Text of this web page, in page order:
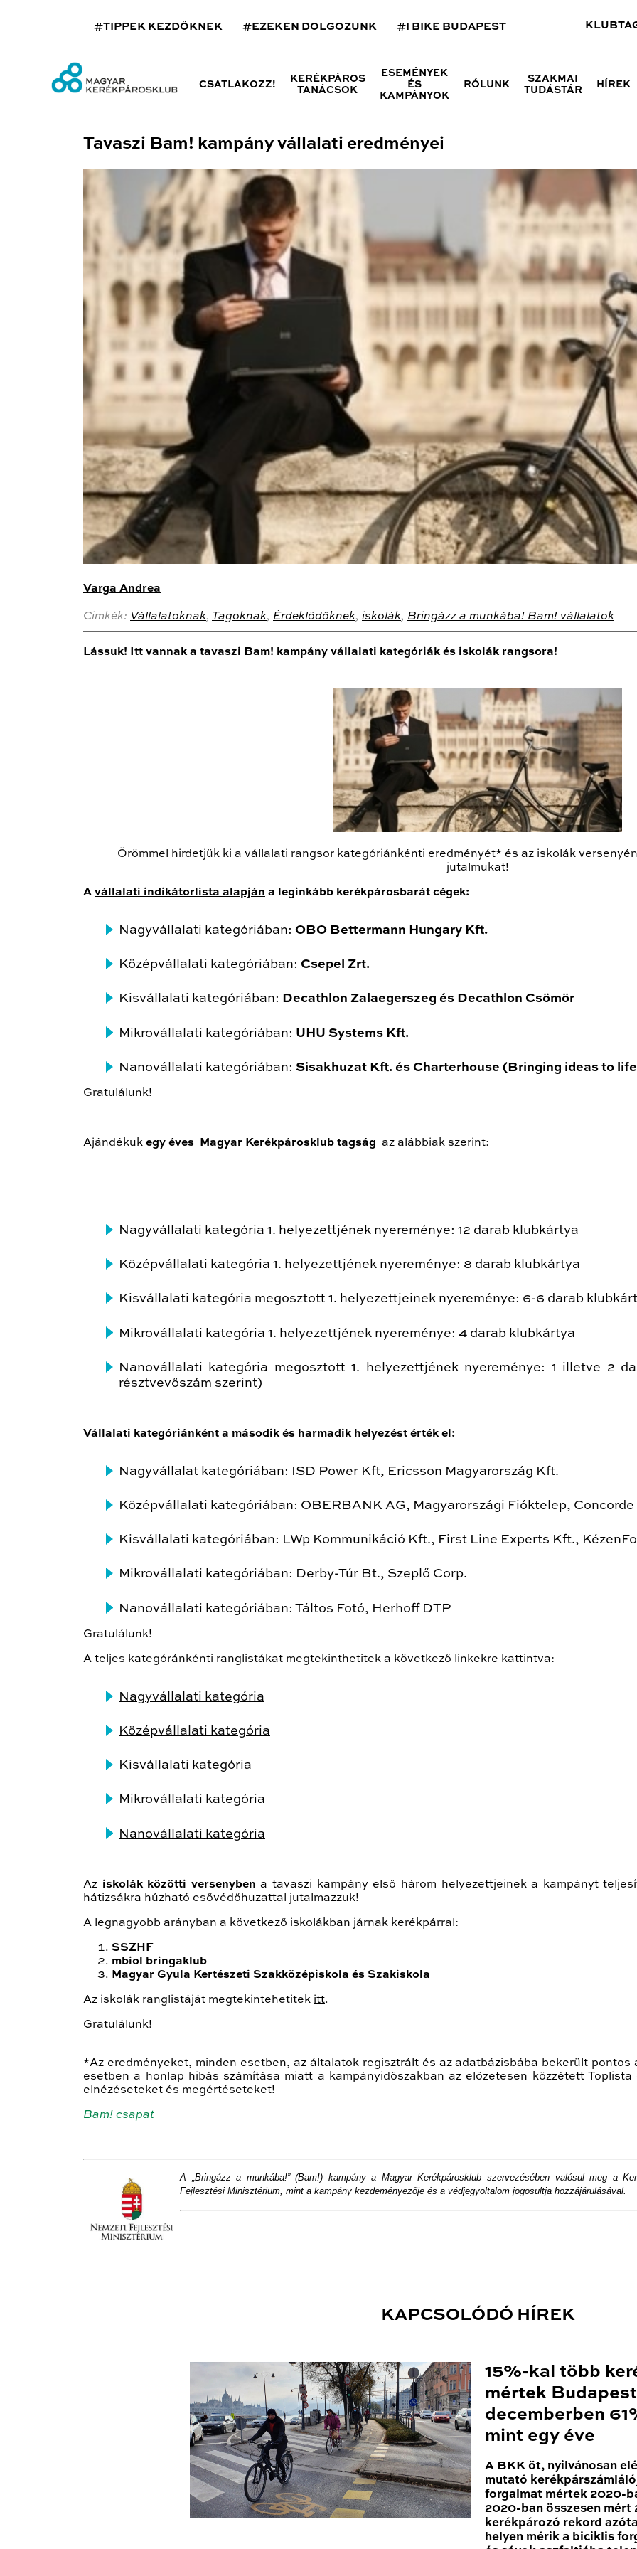
#TIPPEK KEZDŐKNEK #EZEKEN DOLGOZUNK #I BIKE BUDAPEST
CSATLAKOZZ!
KERÉKPÁROS
TANÁCSOK
ESEMÉNYEK
ÉS
KAMPÁNYOK
RÓLUNK
SZAKMAI
TUDÁSTÁR
HÍREK
Tavaszi Bam! kampány vállalati eredményei
Varga Andrea
Cimkék: Vállalatoknak, Tagoknak, Érdeklődőknek, iskolák, Bringázz a munkába! Bam! vállalatok
Lássuk! Itt vannak a tavaszi Bam! kampány vállalati kategóriák és iskolák rangsora!
Örömmel hirdetjük ki a vállalati rangsor kategóriánkénti eredményét* és az iskolák
jutalmukat!
A vállalati indikátorlista alapján a leginkább kerékpárosbarát cégek:
Nagyvállalati kategóriában: OBO Bettermann Hungary Kft.
Középvállalati kategóriában: Csepel Zrt.
Kisvállalati kategóriában: Decathlon Zalaegerszeg és Decathlon Csömör
Mikrovállalati kategóriában: UHU Systems Kft.
Nanovállalati kategóriában: Sisakhuzat Kft. és Charterhouse (Bringing ideas to
Gratulálunk!
Ajándékuk egy éves Magyar Kerékpárosklub tagság az alábbiak szerint:
Nagyvállalati kategória 1. helyezettjének nyereménye: 12 darab klubkártya
Középvállalati kategória 1. helyezettjének nyereménye: 8 darab klubkártya
Kisvállalati kategória megosztott 1. helyezettjeinek nyereménye: 6-6 darab
Mikrovállalati kategória 1. helyezettjének nyereménye: 4 darab klubkártya
Nanovállalati kategória megosztott 1. helyezettjének nyereménye: 1 illetve 2
résztvevőszám szerint)
Vállalati kategóriánként a második és harmadik helyezést érték el:
Nagyvállalat kategóriában: ISD Power Kft, Ericsson Magyarország Kft.
Középvállalati kategóriában: OBERBANK AG, Magyarországi Fióktelep,
Kisvállalati kategóriában: LWp Kommunikáció Kft., First Line Experts Kft.,
Mikrovállalati kategóriában: Derby-Túr Bt., Szeplő Corp.
Nanovállalati kategóriában: Táltos Fotó, Herhoff DTP
Gratulálunk!
A teljes kategóránkénti ranglistákat megtekinthetitek a következő linkekre kattintva:
Nagyvállalati kategória
Középvállalati kategória
Kisvállalati kategória
Mikrovállalati kategória
Nanovállalati kategória
Az iskolák közötti versenyben a tavaszi kampány első három helyezettjeinek a kampányt
hátizsákra húzható esővédőhuzattal jutalmazzuk!
A legnagyobb arányban a következő iskolákban járnak kerékpárral:
SSZHF
mbiol bringaklub
Magyar Gyula Kertészeti Szakközépiskola és Szakiskola
Az iskolák ranglistáját megtekintehetitek itt.
Gratulálunk!
*Az eredményeket, minden esetben, az általatok regisztrált és az adatbázisbába bekerült
esetben a honlap hibás számítása miatt a kampányidőszakban az előzetesen közzétett
elnézéseteket és megértéseteket!
Bam! csapat
A „Bringázz a munkába!” (Bam!) kampány a Magyar Kerékpárosklub szervezésében valósul meg a
Fejlesztési Minisztérium, mint a kampány kezdeményezője és a védjegyoltalom jogosultja hozzájárulásával.
KAPCSOLÓDÓ HÍREK
15%-kal több
mértek
decemberben
mint egy éve
A BKK öt, nyilvánosan
mutató
forgalmat mértek 2020-
2020-ban összesen mért
kerékpározó rekord
helyen mérik a biciklis